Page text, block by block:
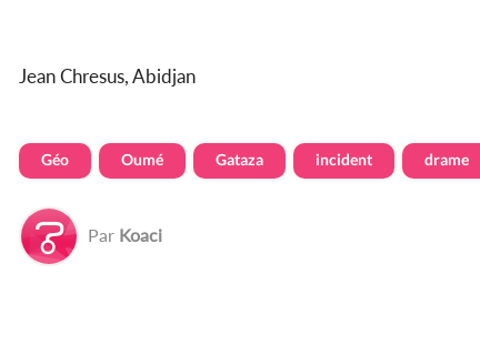
Jean Chresus, Abidjan
Géo Oumé Gataza incident drame
Par Koaci